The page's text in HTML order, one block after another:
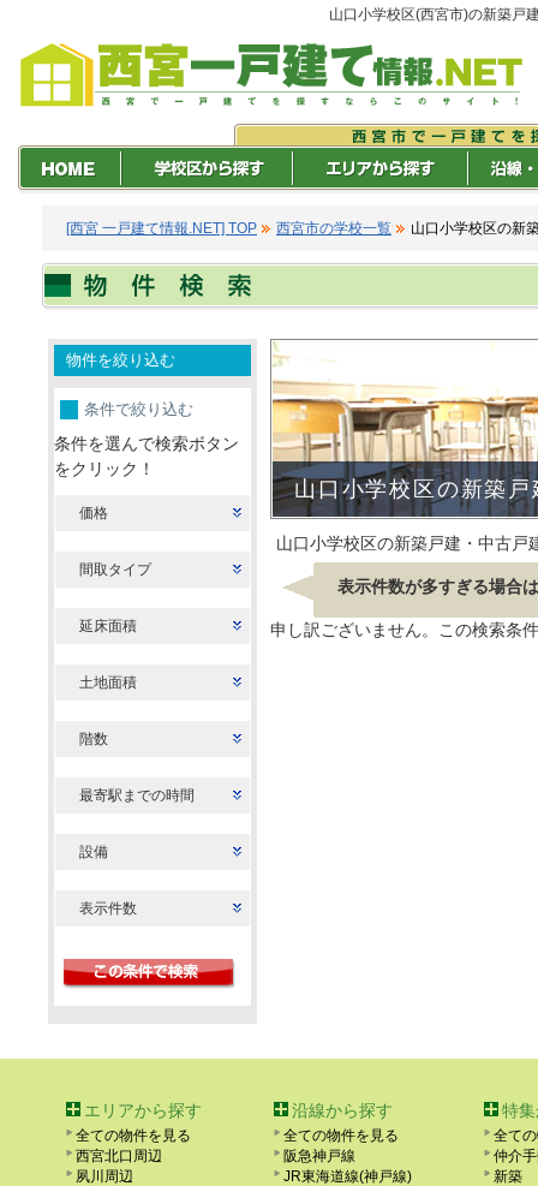
山口小学校区(西宮市)の新築戸
[西宮 一戸建て情報.NET] TOP 西宮市の学校一覧 山口小学校区の新
物件を絞り込む
条件で絞り込む
条件を選んで検索ボタン
をクリック！
価格
間取タイプ
延床面積
土地面積
階数
最寄駅までの時間
設備
表示件数
山口小学校区の新築
山口小学校区の新築戸建・中古戸
表示件数が多すぎる場合
申し訳ございません。この検索条
エリアから探す
全ての物件を見る
西宮北口周辺
夙川周辺
沿線から探す
全ての物件を見る
阪急神戸線
JR東海道線(神戸線)
特
全て
仲介
新築